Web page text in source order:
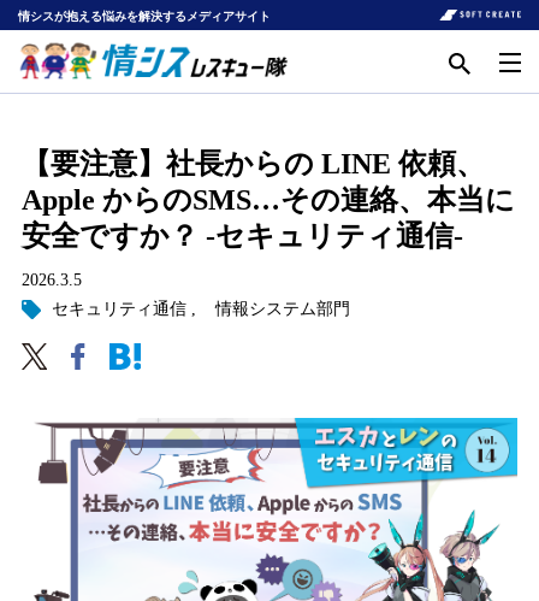
情シスが抱える悩みを解決するメディアサイト
【要注意】社長からの LINE 依頼、
Apple からのSMS…その連絡、本当に
安全ですか？ -セキュリティ通信-
2026.3.5
セキュリティ通信
情報システム部門